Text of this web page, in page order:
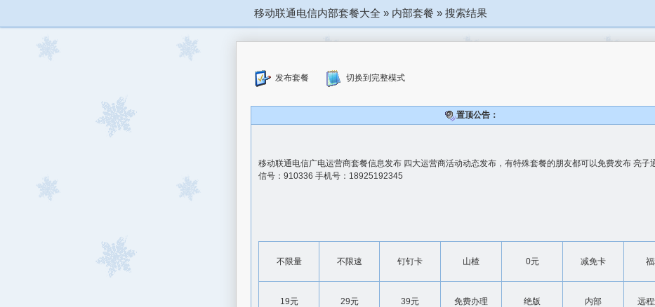
移动联通电信内部套餐大全 » 内部套餐 » 搜索结果
发布套餐 切换到完整模式
置顶公告：
移动联通电信广电运营商套餐信息发布 四大运营商活动动态发布，有特殊套餐的朋友都可以免费发布 亮子
信号：910336 手机号：18925192345
不限量 不限速 钉钉卡 山楂 0元 减免卡 福
19元 29元 39元 免费办理 绝版 内部 远